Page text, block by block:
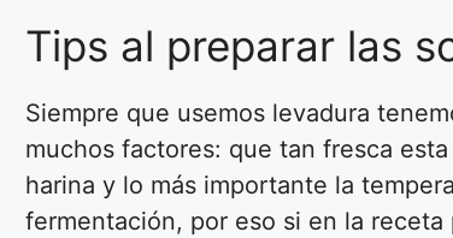
Tips al preparar las
Siempre que usemos levadura
muchos factores: que tan fresca
harina y lo más importante la
fermentación, por eso si en la